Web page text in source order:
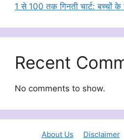
1 से 100 तक गिनती चार्ट: बच्चों के
Recent
No comments to show.
About Us Disclaimer